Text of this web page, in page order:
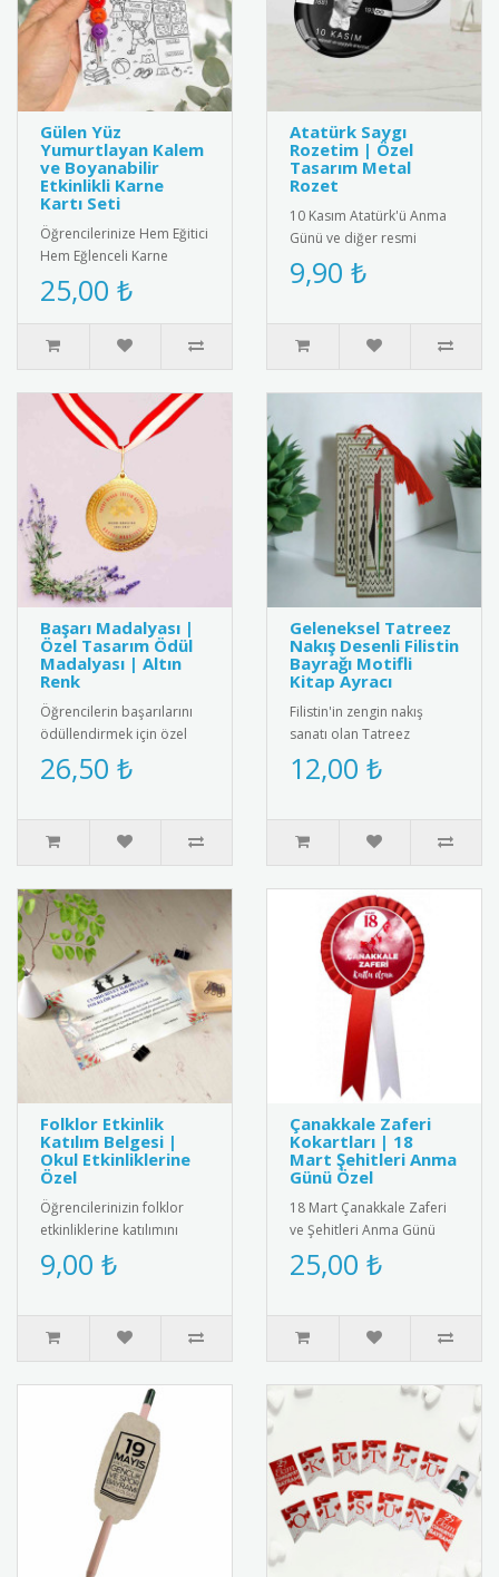
Gülen Yüz
Yumurtlayan Kalem
ve Boyanabilir
Etkinlikli Karne
Kartı Seti
Öğrencilerinize Hem Eğitici
Hem Eğlenceli Karne
Hediyesi: Gülen Yüz
Yumurtlayan Kalem ve
İnteraktif ..
25,00 ₺
Atatürk Saygı
Rozetim | Özel
Tasarım Metal
Rozet
10 Kasım Atatürk'ü Anma
Günü ve diğer resmi
törenler için özel olarak
tasarlanmış metal saygı
9,90 ₺
Başarı Madalyası |
Özel Tasarım Ödül
Madalyası | Altın
Renk
Öğrencilerin başarılarını
ödüllendirmek için özel
tasarım altın renkli başarı
madalyası. Kaliteli me..
26,50 ₺
Geleneksel Tatreez
Nakış Desenli Filistin
Bayrağı Motifli
Kitap Ayracı
Filistin'in zengin nakış
sanatı olan Tatreez
motiflerinin ve ulusal
kimliğin sembolü Filistin
12,00 ₺
Folklor Etkinlik
Katılım Belgesi |
Okul Etkinliklerine
Özel
Öğrencilerinizin folklor
etkinliklerine katılımını
belgelemek için şık ve
anlamlı bir belge! Renkli ..
9,00 ₺
Çanakkale Zaferi
Kokartları | 18
Mart Şehitleri Anma
Günü Özel
18 Mart Çanakkale Zaferi
ve Şehitleri Anma Günü
için özel tasarlanmış
kaliteli kokart seti.
25,00 ₺